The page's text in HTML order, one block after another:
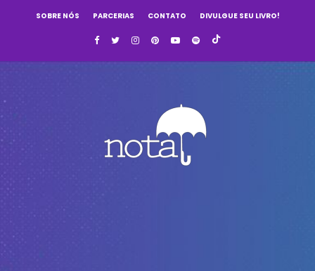
SOBRE NÓS PARCERIAS CONTATO DIVULGUE SEU LIVRO!